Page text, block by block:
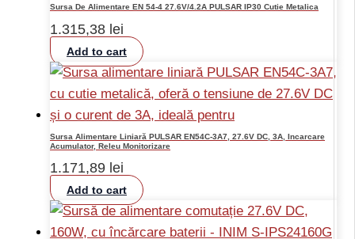
Sursa De Alimentare EN 54-4 27.6V/4.2A PULSAR IP30 Cutie Metalica
1.315,38 lei
Add to cart
Sursa Alimentare Liniară PULSAR EN54C-3A7, 27.6V DC, 3A, Incarcare
Acumulator, Releu Monitorizare
1.171,89 lei
Add to cart